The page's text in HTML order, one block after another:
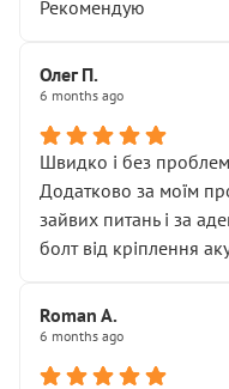
Рекомендую
Олег П.
6 months ago
Швидко і без
Додатково за моїм
зайвих питань і за
болт від кріплення
Roman A.
6 months ago